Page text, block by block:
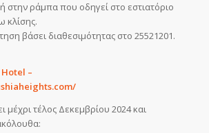
στην ράμπα που οδηγεί στο εστιατόριο
κλίσης.
βάσει διαθεσιμότητας στο 25521201.
–
μέχρι τέλος Δεκεμβρίου 2024 και